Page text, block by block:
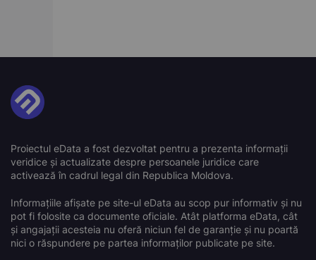
Proiectul eData a fost dezvoltat pentru a prezenta informații
veridice și actualizate despre persoanele juridice care
activează în cadrul legal din Republica Moldova.
Informațiile afișate pe site-ul eData au scop pur informativ și nu
pot fi folosite ca documente oficiale. Atât platforma eData, cât
și angajații acesteia nu oferă niciun fel de garanție și nu poartă
nici o răspundere pe partea informaților publicate pe site.